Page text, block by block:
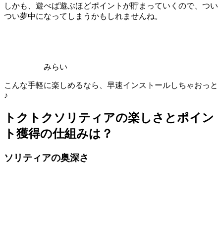
しかも、遊べば遊ぶほどポイントが貯まっていくので、つい
つい夢中になってしまうかもしれませんね。
みらい
こんな手軽に楽しめるなら、早速インストールしちゃおっと
♪
トクトクソリティアの楽しさとポイン
ト獲得の仕組みは？
ソリティアの奥深さ